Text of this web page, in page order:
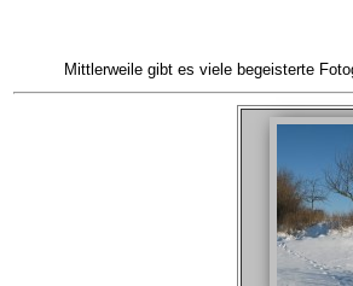
Mittlerweile gibt es viele begeisterte